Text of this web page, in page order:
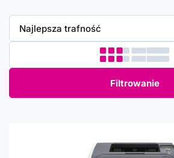
Zmień sortowanie
Najlepsza trafność
Filtrowanie